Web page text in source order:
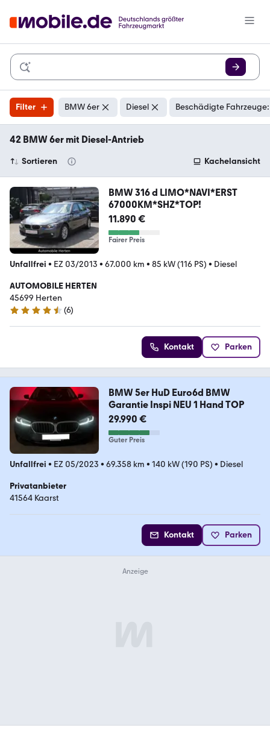
Filter BMW 6er Diesel Beschädigte
42 BMW 6er mit Diesel-Antrieb
Sortieren Kachelansicht
BMW 316 d LIMO*NAVI*ERST
67000KM*SHZ*TOP!
11.890 €
Fairer Preis
Unfallfrei • EZ 03/2013 • 67.000 km • 85 kW (116 PS) • Diesel
AUTOMOBILE HERTEN
45699 Herten
4.6 Sterne
(6)
Kontakt Parken
BMW 5er HuD Euro6d BMW
Garantie Inspi NEU 1 Hand TOP
29.990 €
Guter Preis
Unfallfrei • EZ 05/2023 • 69.358 km • 140 kW (190 PS) • Diesel
Privatanbieter
41564 Kaarst
Kontakt Parken